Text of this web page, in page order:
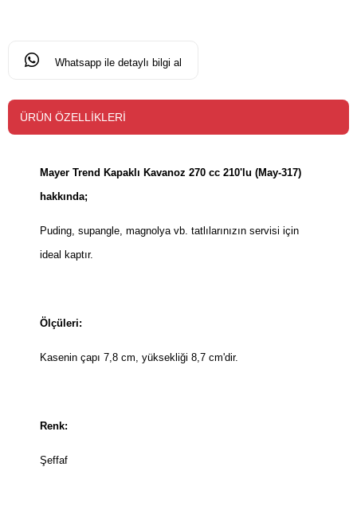
Whatsapp ile detaylı bilgi al
ÜRÜN ÖZELLIKLERI
Mayer Trend Kapaklı Kavanoz 270 cc 210'lu (May-317)
hakkında;
Puding, supangle, magnolya vb. tatlılarınızın servisi için
ideal kaptır.
Ölçüleri:
Kasenin çapı 7,8 cm, yüksekliği 8,7 cm'dir.
Renk:
Şeffaf